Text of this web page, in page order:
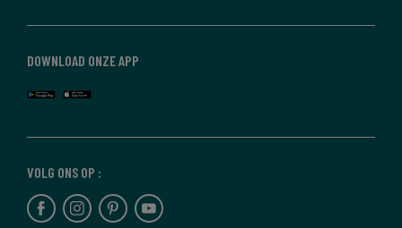
VOLG ONS OP :
DOWNLOAD ONZE APP